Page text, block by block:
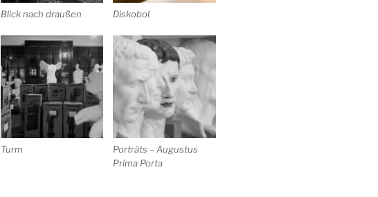
Blick nach draußen Diskobol
Turm
Porträts – Augustus
Prima Porta